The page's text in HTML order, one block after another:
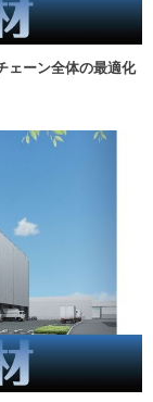
ェーン全体の最適化